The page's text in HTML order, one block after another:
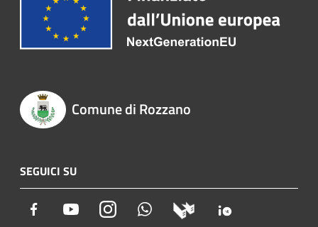
Comune di Rozzano
SEGUICI SU
Facebook YoutubeInstagram Whatsapp